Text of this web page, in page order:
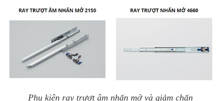
Phụ kiện ray trượt âm nhấn mở và giảm chấn